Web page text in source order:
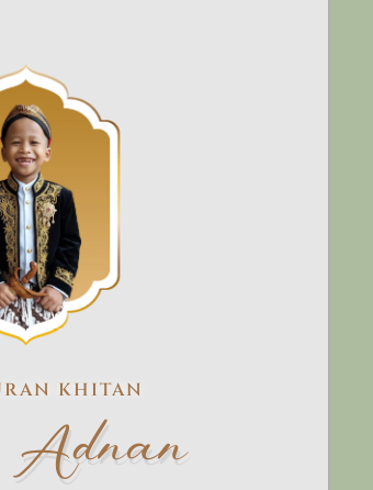
KHITAN